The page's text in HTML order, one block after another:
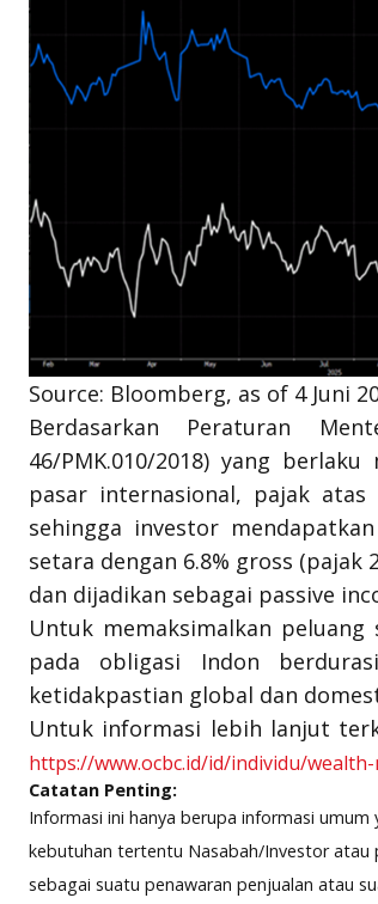
Source: Bloomberg, as of 4 Juni
Berdasarkan Peraturan
46/PMK.010/2018) yang berlaku
pasar internasional, pajak
sehingga investor
setara dengan 6.8% gross (pajak
dan dijadikan sebagai passive
Untuk memaksimalkan
pada obligasi Indon
ketidakpastian global dan
Untuk informasi lebih lanjut
https://www.ocbc.id/id/individu/
Catatan Penting:
Informasi ini hanya berupa informasi
kebutuhan tertentu Nasabah/Investor atau
sebagai suatu penawaran penjualan atau